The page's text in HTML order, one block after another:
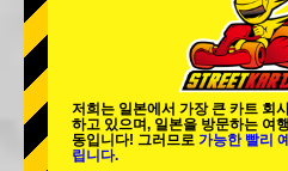
도쿄 시나가와 #1
도쿄 아키하바라#2
도쿄 시부야 애넥스
도쿄 아사쿠사
저희는 일본에서 가장 큰 카트 회
하고 있으며, 일본을 방문하는 여
동입니다! 그러므로 가능한 빨리
립니다.